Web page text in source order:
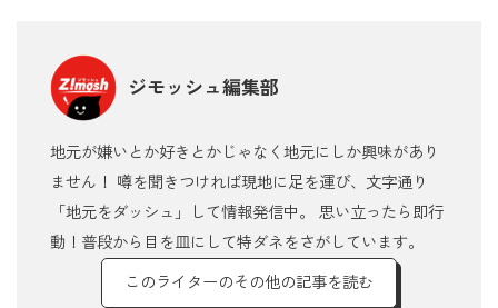
ジモッシュ編集部
地元が嫌いとか好きとかじゃなく地元にしか興味があり
ません！ 噂を聞きつければ現地に足を運び、文字通り
「地元をダッシュ」して情報発信中。 思い立ったら即行
動！普段から目を皿にして特ダネをさがしています。
このライターのその他の記事を読む